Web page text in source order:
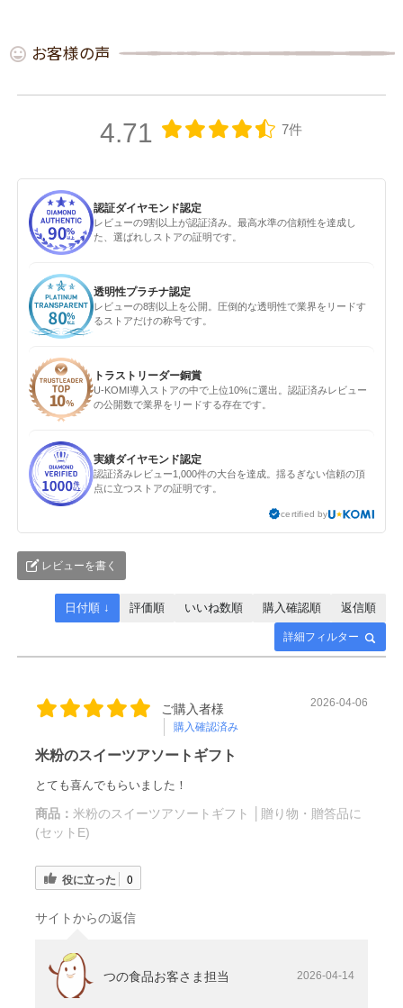
お客様の声
4.71 7件
認証ダイヤモンド認定
レビューの9割以上が認証済み。最高水準の信頼性を達成し
た、選ばれしストアの証明です。
透明性プラチナ認定
レビューの8割以上を公開。圧倒的な透明性で業界をリードす
るストアだけの称号です。
トラストリーダー銅賞
U-KOMI導入ストアの中で上位10%に選出。認証済みレビュー
の公開数で業界をリードする存在です。
実績ダイヤモンド認定
認証済みレビュー1,000件の大台を達成。揺るぎない信頼の頂
点に立つストアの証明です。
certified by
レビューを書く
詳細フィルター
日付順 ↓ 評価順 いいね数順 購入確認順 返信順
ご購入者様
購入確認済み
2026-04-06
米粉のスイーツアソートギフト
とても喜んでもらいました！
商品： 米粉のスイーツアソートギフト │贈り物・贈答品に
(セットE)
役に立った 0
サイトからの返信
つの食品お客さま担当 2026-04-14